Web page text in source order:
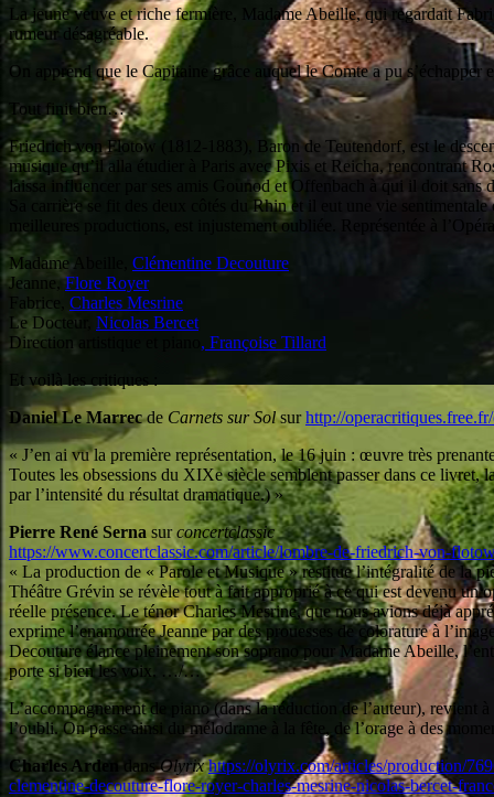
La jeune veuve et riche fermière, Madame Abeille, qui regardait
rumeur désagréable.
On apprend que le Capitaine grâce auquel le Comte a pu
Tout finit bien…
Friedrich von Flotow (1812-1883), Baron de Teutendorf, est le
musique qu’il alla étudier à Paris avec Pixis et Reicha, rencontrant
laissa influencer par ses amis Gounod et Offenbach à qui il doit
Sa carrière se fit des deux côtés du Rhin et il eut une vie
meilleures productions, est injustement oubliée. Représentée à
Madame Abeille, Clémentine Decouture
Jeanne,Flore Royer
Fabrice, Charles Mesrine
Le Docteur, Nicolas Bercet
Direction artistique et piano , Françoise Tillard
Et voilà les critiques :
Daniel Le Marrecde Carnets sur Solsurhttp://
« J’en ai vu la première représentation, le 16 juin : œuvre très
Toutes les obsessions du XIXe siècle semblent passer dans ce livret,
par l’intensité du résultat dramatique.) »
Pierre René Serna surconcertclassic
https://www.concertclassic.com/article/lombre-de-friedrich-von-
« La production de « Parole et Musique » restitue l’intégralité de la
Théâtre Grévin se révèle tout à fait approprié à ce qui est devenu un
réelle présence. Le ténor Charles Mesrine, que nous avions déjà
exprime l’enamourée Jeanne par des prouesses de colorature à
Decouture élance pleinement son soprano pour Madame Abeille,
porte si bien les voix. …/…
L’accompagnement de piano (dans la réduction de l’auteur), revient
l’oubli. On passe ainsi du mélodrame à la fête, de l’orage à des
Charles Arden dansOlyrix https://olyrix.com/articles/production/
clementine-decouture-flore-royer-charles-mesrine-nicolas-bercet-